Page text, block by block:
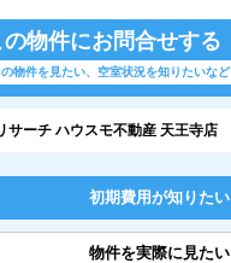
の物件にお問合せする
の物件を見たい、空室状況を知りたいなど
サーチ ハウスモ不動産 天王寺店
初期費用が知りたい
物件を実際に見たい